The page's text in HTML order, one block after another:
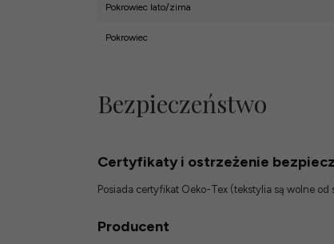
Pokrowiec lato/zima
Pokrowiec
Bezpieczeństwo
Certyfikaty i ostrzeżenie
Posiada certyfikat Oeko-Tex (tekstylia są wolne
Producent